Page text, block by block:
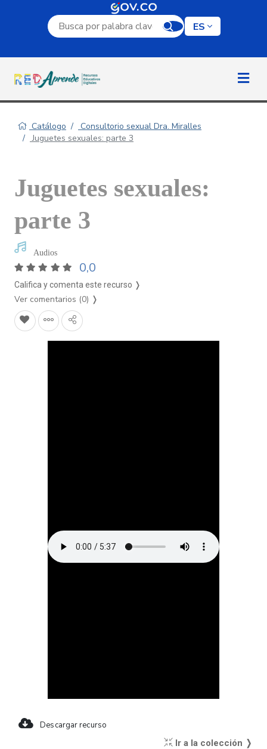
Campo de búsqueda por palabra clave
ES
Catálogo
Consultorio sexual Dra. Miralles
Juguetes sexuales: parte 3
Juguetes sexuales:
parte 3
Audios
0,0
Califica y comenta este recurso ❭
Ver comentarios (0) ❭
Descargar recurso
Ir a la colección ❭